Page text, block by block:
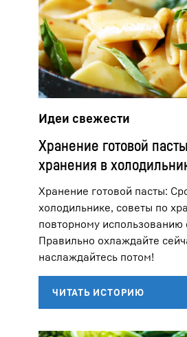
Идеи свежести
Хранение готовой
хранения в
Хранение готовой пасты:
холодильнике, советы по
повторному использованию
Правильно охлаждайте
наслаждайтесь потом!